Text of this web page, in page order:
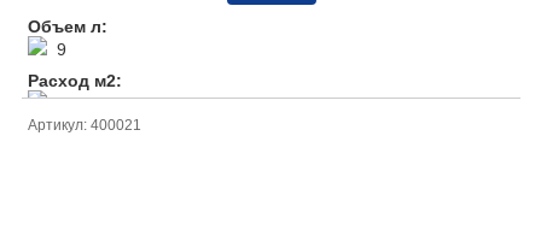
Объем л:
9
Расход м2:
1л/ 13м2
Артикул: 400021